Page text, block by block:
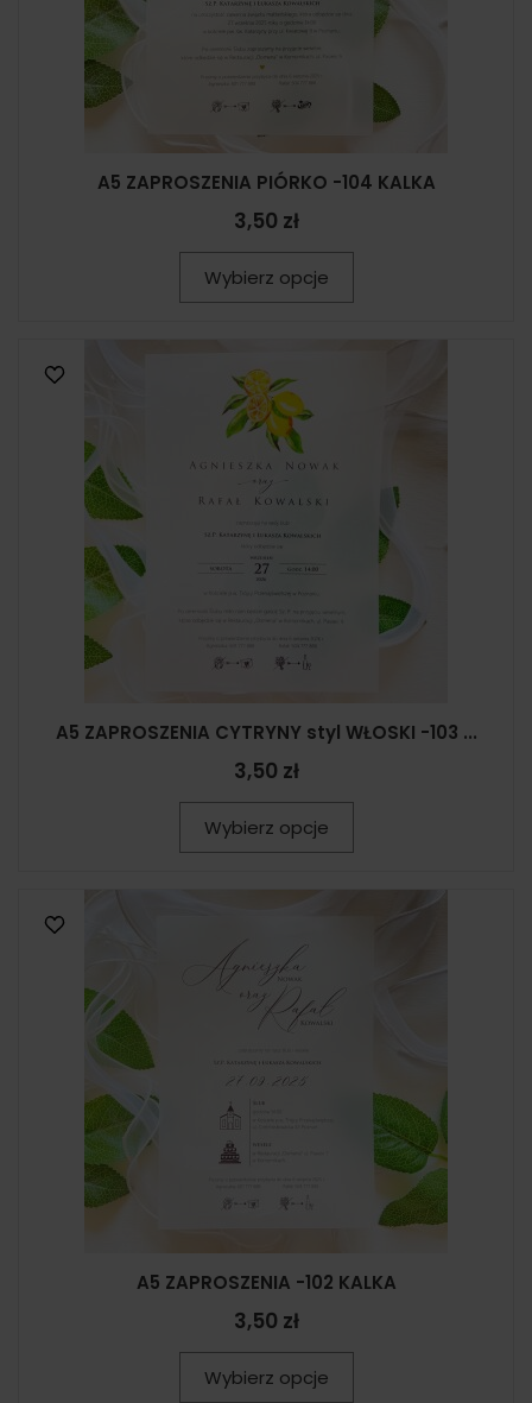
A5 ZAPROSZENIA PIÓRKO -104 KALKA
3,50 zł
Wybierz opcje
A5 ZAPROSZENIA CYTRYNY styl WŁOSKI -103 ...
3,50 zł
Wybierz opcje
A5 ZAPROSZENIA -102 KALKA
3,50 zł
Wybierz opcje